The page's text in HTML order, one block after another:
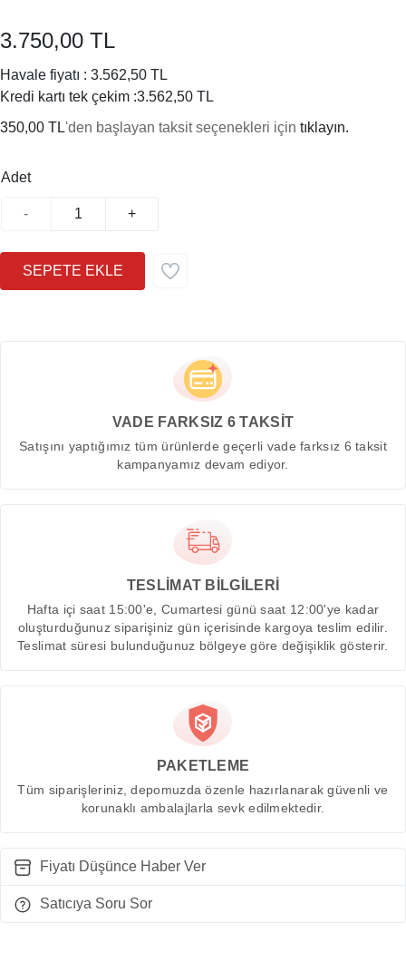
3.750,00 TL
Havale fiyatı : 3.562,50 TL
Kredi kartı tek çekim :3.562,50 TL
350,00 TL'den başlayan taksit seçenekleri için tıklayın.
Adet
- +
VADE FARKSIZ 6 TAKSİT
Satışını yaptığımız tüm ürünlerde geçerli vade farksız 6 taksit
kampanyamız devam ediyor.
TESLİMAT BİLGİLERİ
Hafta içi saat 15:00'e, Cumartesi günü saat 12:00'ye kadar
oluşturduğunuz siparişiniz gün içerisinde kargoya teslim edilir.
Teslimat süresi bulunduğunuz bölgeye göre değişiklik gösterir.
PAKETLEME
Tüm siparişleriniz, depomuzda özenle hazırlanarak güvenli ve
korunaklı ambalajlarla sevk edilmektedir.
Fiyatı Düşünce Haber Ver
Satıcıya Soru Sor